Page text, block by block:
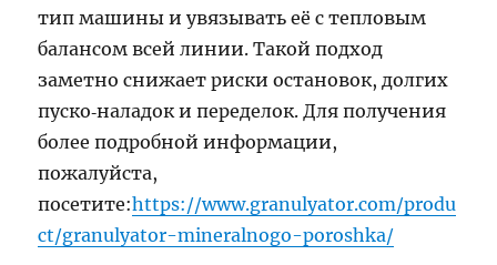
тип машины и увязывать её с тепловым
балансом всей линии. Такой подход
заметно снижает риски остановок, долгих
пуско‑наладок и переделок. Для получения
более подробной информации,
пожалуйста,
посетите:https://www.granulyator.com/produ
ct/granulyator-mineralnogo-poroshka/